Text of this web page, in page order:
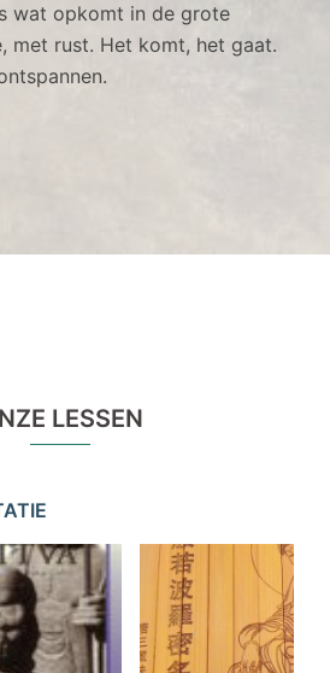
wat opkomt in de grote
met rust. Het komt, het gaat.
LESSEN